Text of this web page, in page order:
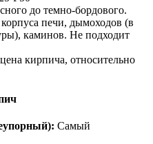
до темно-бордового.
печи, дымоходов (в
каминов. Не подходит
кирпича, относительно
Самый